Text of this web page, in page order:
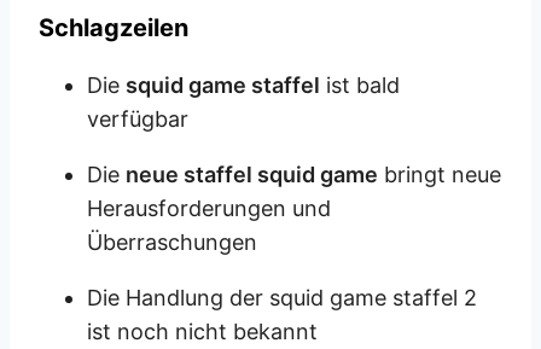
Schlagzeilen
Die squid game staffel ist bald
verfügbar
Die neue staffel squid game bringt neue
Herausforderungen und
Überraschungen
Die Handlung der squid game staffel 2
ist noch nicht bekannt